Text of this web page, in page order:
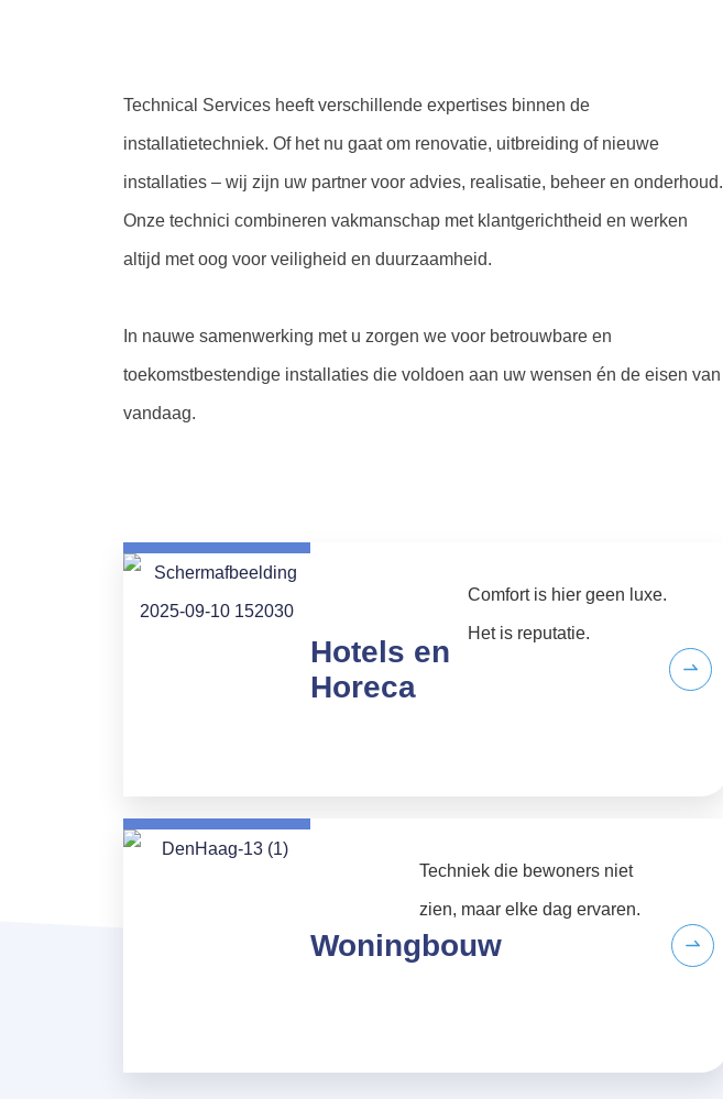
Technical Services heeft verschillende expertises binnen de
installatietechniek. Of het nu gaat om renovatie, uitbreiding of nieuwe
installaties – wij zijn uw partner voor advies, realisatie, beheer en onderhoud.
Onze technici combineren vakmanschap met klantgerichtheid en werken
altijd met oog voor veiligheid en duurzaamheid.
In nauwe samenwerking met u zorgen we voor betrouwbare en
toekomstbestendige installaties die voldoen aan uw wensen én de eisen van
vandaag.
Hotels en
Horeca
Comfort is hier geen luxe.
Het is reputatie.
Woningbouw
Techniek die bewoners niet
zien, maar elke dag ervaren.